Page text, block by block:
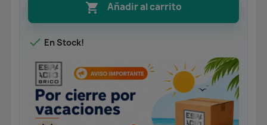
 Añadir al carrito
 En Stock!